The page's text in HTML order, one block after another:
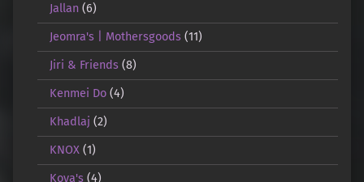
Jallan(6)
Jeomra's | Mothersgoods(11)
Jiri & Friends(8)
Kenmei Do(4)
Khadlaj (2)
KNOX(1)
Koya's(4)